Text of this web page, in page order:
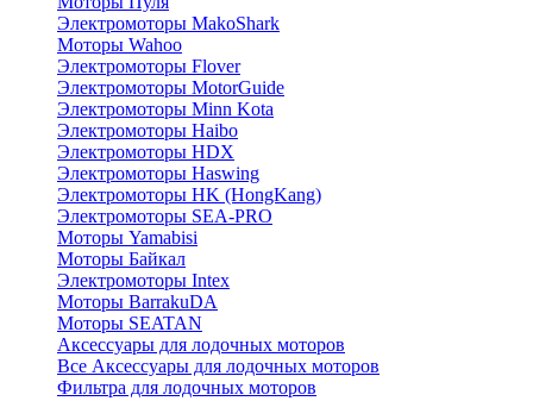
Электромоторы MakoShark
Моторы Wahoo
Электромоторы Flover
Электромоторы MotorGuide
Электромоторы Minn Kota
Электромоторы Haibo
Электромоторы HDX
Электромоторы Haswing
Электромоторы HK (HongKang)
Электромоторы SEA-PRO
Моторы Yamabisi
Моторы Байкал
Электромоторы Intex
Моторы BarrakuDA
Моторы SEATAN
Аксессуары для лодочных моторов
Все Аксессуары для лодочных моторов
Фильтра для лодочных моторов